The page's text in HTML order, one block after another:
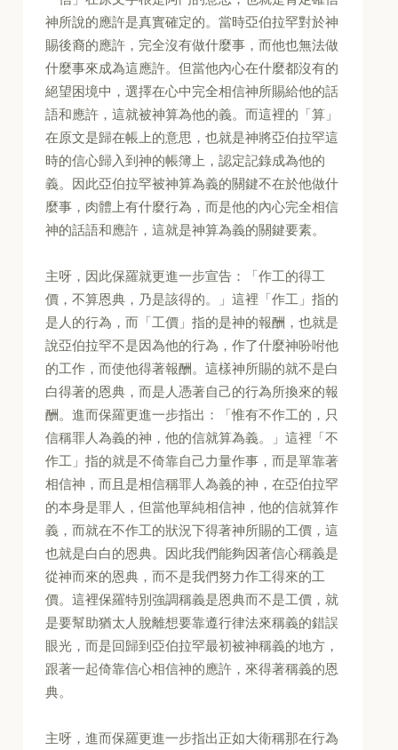
神所說的應許是真實確定的。當時亞伯拉罕對於神
賜後裔的應許，完全沒有做什麼事，而他也無法做
什麼事來成為這應許。但當他內心在什麼都沒有的
絕望困境中，選擇在心中完全相信神所賜給他的話
語和應許，這就被神算為他的義。而這裡的「算」
在原文是歸在帳上的意思，也就是神將亞伯拉罕這
時的信心歸入到神的帳簿上，認定記錄成為他的
義。因此亞伯拉罕被神算為義的關鍵不在於他做什
麼事，肉體上有什麼行為，而是他的內心完全相信
神的話語和應許，這就是神算為義的關鍵要素。
主呀，因此保羅就更進一步宣告：「作工的得工
價，不算恩典，乃是該得的。」這裡「作工」指的
是人的行為，而「工價」指的是神的報酬，也就是
說亞伯拉罕不是因為他的行為，作了什麼神吩咐他
的工作，而使他得著報酬。這樣神所賜的就不是白
白得著的恩典，而是人憑著自己的行為所換來的報
酬。進而保羅更進一步指出：「惟有不作工的，只
信稱罪人為義的神，他的信就算為義。」這裡「不
作工」指的就是不倚靠自己力量作事，而是單靠著
相信神，而且是相信稱罪人為義的神，在亞伯拉罕
的本身是罪人，但當他單純相信神，他的信就算作
義，而就在不作工的狀況下得著神所賜的工價，這
也就是白白的恩典。因此我們能夠因著信心稱義是
從神而來的恩典，而不是我們努力作工得來的工
價。這裡保羅特別強調稱義是恩典而不是工價，就
是要幫助猶太人脫離想要靠遵行律法來稱義的錯誤
眼光，而是回歸到亞伯拉罕最初被神稱義的地方，
跟著一起倚靠信心相信神的應許，來得著稱義的恩
典。
主呀，進而保羅更進一步指出正如大衛稱那在行為